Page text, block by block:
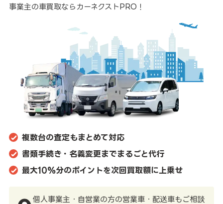
事業主の車買取ならカーネクストPRO！
複数台の査定もまとめて対応
書類手続き・名義変更までまるごと代行
最大10%分のポイントを次回買取額に上乗せ
個人事業主・自営業の方の営業車・配送車もご相談